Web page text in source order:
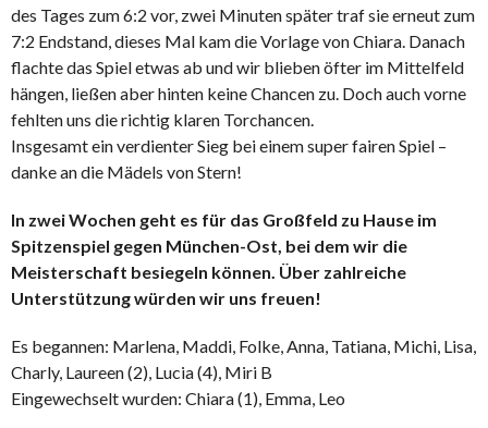
des Tages zum 6:2 vor, zwei Minuten später traf sie erneut zum
7:2 Endstand, dieses Mal kam die Vorlage von Chiara. Danach
flachte das Spiel etwas ab und wir blieben öfter im Mittelfeld
hängen, ließen aber hinten keine Chancen zu. Doch auch vorne
fehlten uns die richtig klaren Torchancen.
Insgesamt ein verdienter Sieg bei einem super fairen Spiel –
danke an die Mädels von Stern!
In zwei Wochen geht es für das Großfeld zu Hause im
Spitzenspiel gegen München-Ost, bei dem wir die
Meisterschaft besiegeln können. Über zahlreiche
Unterstützung würden wir uns freuen!
Es begannen: Marlena, Maddi, Folke, Anna, Tatiana, Michi, Lisa,
Charly, Laureen (2), Lucia (4), Miri B
Eingewechselt wurden: Chiara (1), Emma, Leo